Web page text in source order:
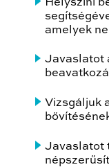
amelyek
Javaslatot
Vizsgáljuk
Javaslatot